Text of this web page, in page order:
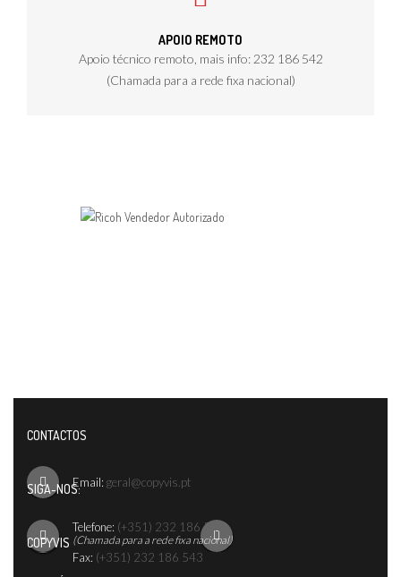
APOIO REMOTO
Apoio técnico remoto, mais info: 232 186 542
(Chamada para a rede fixa nacional)
CONTACTOS
Email: geral@copyvis.pt
Telefone: (+351) 232 186 542
(Chamada para a rede fixa nacional)
Fax: (+351) 232 186 543
SIGA-NOS:
COPYVIS